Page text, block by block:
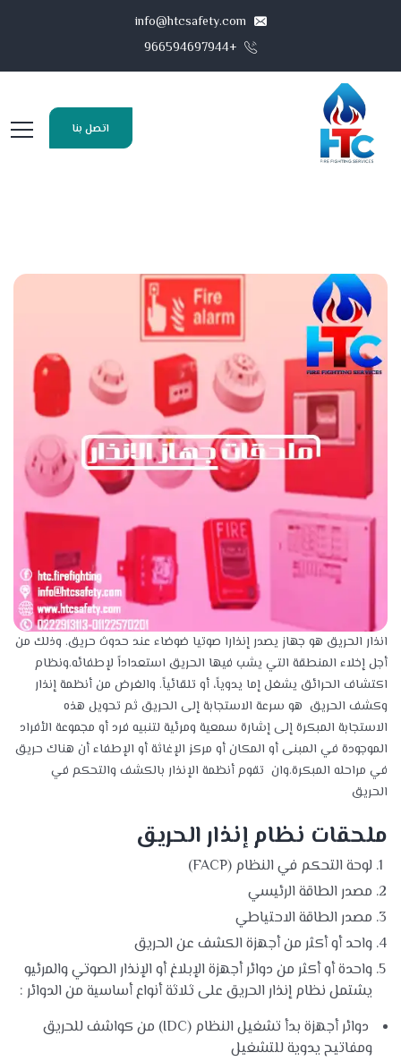
+966594697944
اتصل بنا
انذار الحريق هو جهاز يصدر إنذارا صوتيا ضوضاء عند حدوث حريق. وذلك من
أجل إخلاء المنطقة التي يشب فيها الحريق استعداداً لإطفائه.ونظام
اكتشاف الحرائق يشغل إما يدوياً، أو تلقائياً. والغرض من أنظمة إنذار
وكشف الحريق هو سرعة الاستجابة إلى الحريق ثم تحويل هذه
الاستجابة المبكرة إلى إشارة سمعية ومرئية لتنبيه فرد أو مجموعة الأفراد
الموجودة في المبنى أو المكان أو مركز الإغاثة أو الإطفاء أن هناك حريق
في مراحله المبكرة.وان تقوم أنظمة الإنذار بالكشف والتحكم في
الحريق
ملحقات نظام إنذار الحريق
لوحة التحكم في النظام (FACP
)
مصدر الطاقة الرئيسي
مصدر الطاقة الاحتياطي
واحد أو أكثر من أجهزة الكشف عن الحريق
واحدة أو أكثر من دوائر أجهزة الإبلاغ أو الإنذار الصوتي والمرئيو
يشتمل نظام إنذار الحريق على ثلاثة أنواع أساسية من الدوائر :
دوائر أجهزة بدأ تشغيل النظام (IDC) من كواشف للحريق
ومفاتيح يدوية للتشغيل